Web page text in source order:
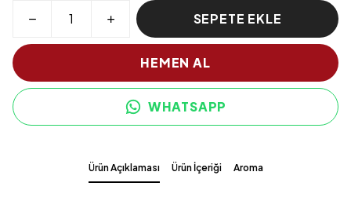
SEPETE EKLE
HEMEN AL
WHATSAPP
Ürün Açıklaması Ürün İçeriği Aroma